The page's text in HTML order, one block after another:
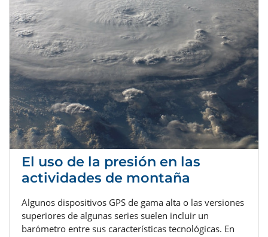
El uso de la presión en las
actividades de montaña
Algunos dispositivos GPS de gama alta o las versiones
superiores de algunas series suelen incluir un
barómetro entre sus características tecnológicas. En